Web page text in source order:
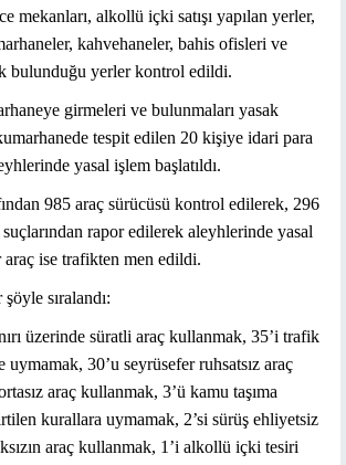
mekanları, alkollü içki satışı yapılan yerler,
kahvehaneler, bahis ofisleri ve
bulunduğu yerler kontrol edildi.
girmeleri ve bulunmaları yasak
tespit edilen 20 kişiye idari para
yasal işlem başlatıldı.
985 araç sürücüsü kontrol edilerek, 296
rapor edilerek aleyhlerinde yasal
araç ise trafikten men edildi.
sıralandı:
üzerinde süratli araç kullanmak, 35’i trafik
uymamak, 30’u seyrüsefer ruhsatsız araç
araç kullanmak, 3’ü kamu taşıma
kurallara uymamak, 2’si sürüş ehliyetsiz
araç kullanmak, 1’i alkollü içki tesiri